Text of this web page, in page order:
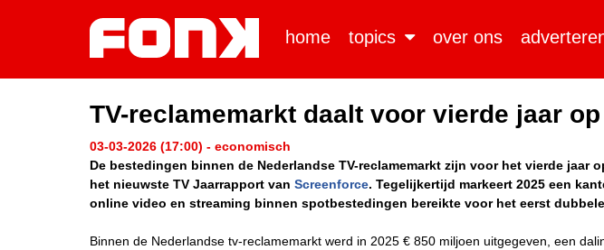
home topics over ons
TV-reclamemarkt daalt voor vierde jaar
03-03-2026 (17:00) - economisch
De bestedingen binnen de Nederlandse TV-reclamemarkt zijn voor het vierde jaar
het nieuwste TV Jaarrapport van Screenforce. Tegelijkertijd markeert 2025 een
online video en streaming binnen spotbestedingen bereikte voor het eerst
Binnen de Nederlandse tv-reclamemarkt werd in 2025 € 850 miljoen uitgegeven, een